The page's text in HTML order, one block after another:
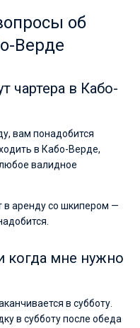
об
Верде
чартера в Кабо-
вам понадобится
в Кабо-Верде,
валидное
в аренду со шкипером —
когда мне нужно
в субботу.
в субботу после обеда